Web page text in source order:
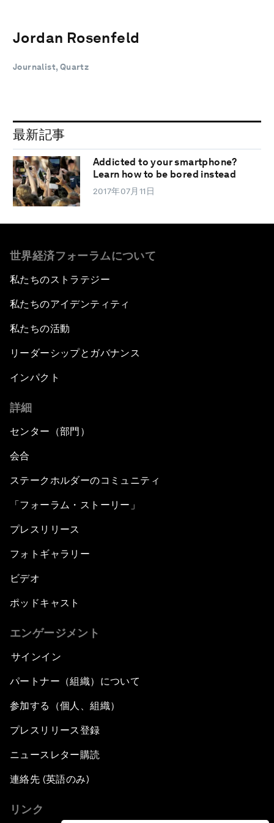
Jordan Rosenfeld
Journalist, Quartz
最新記事
Addicted to your smartphone?
Learn how to be bored instead
2017年07月11日
世界経済フォーラムについて
私たちのストラテジー
私たちのアイデンティティ
私たちの活動
リーダーシップとガバナンス
インパクト
詳細
センター（部門）
会合
ステークホルダーのコミュニティ
「フォーラム・ストーリー」
プレスリリース
フォトギャラリー
ビデオ
ポッドキャスト
エンゲージメント
サインイン
パートナー（組織）について
参加する（個人、組織）
プレスリリース登録
ニュースレター購読
連絡先 (英語のみ)
リンク